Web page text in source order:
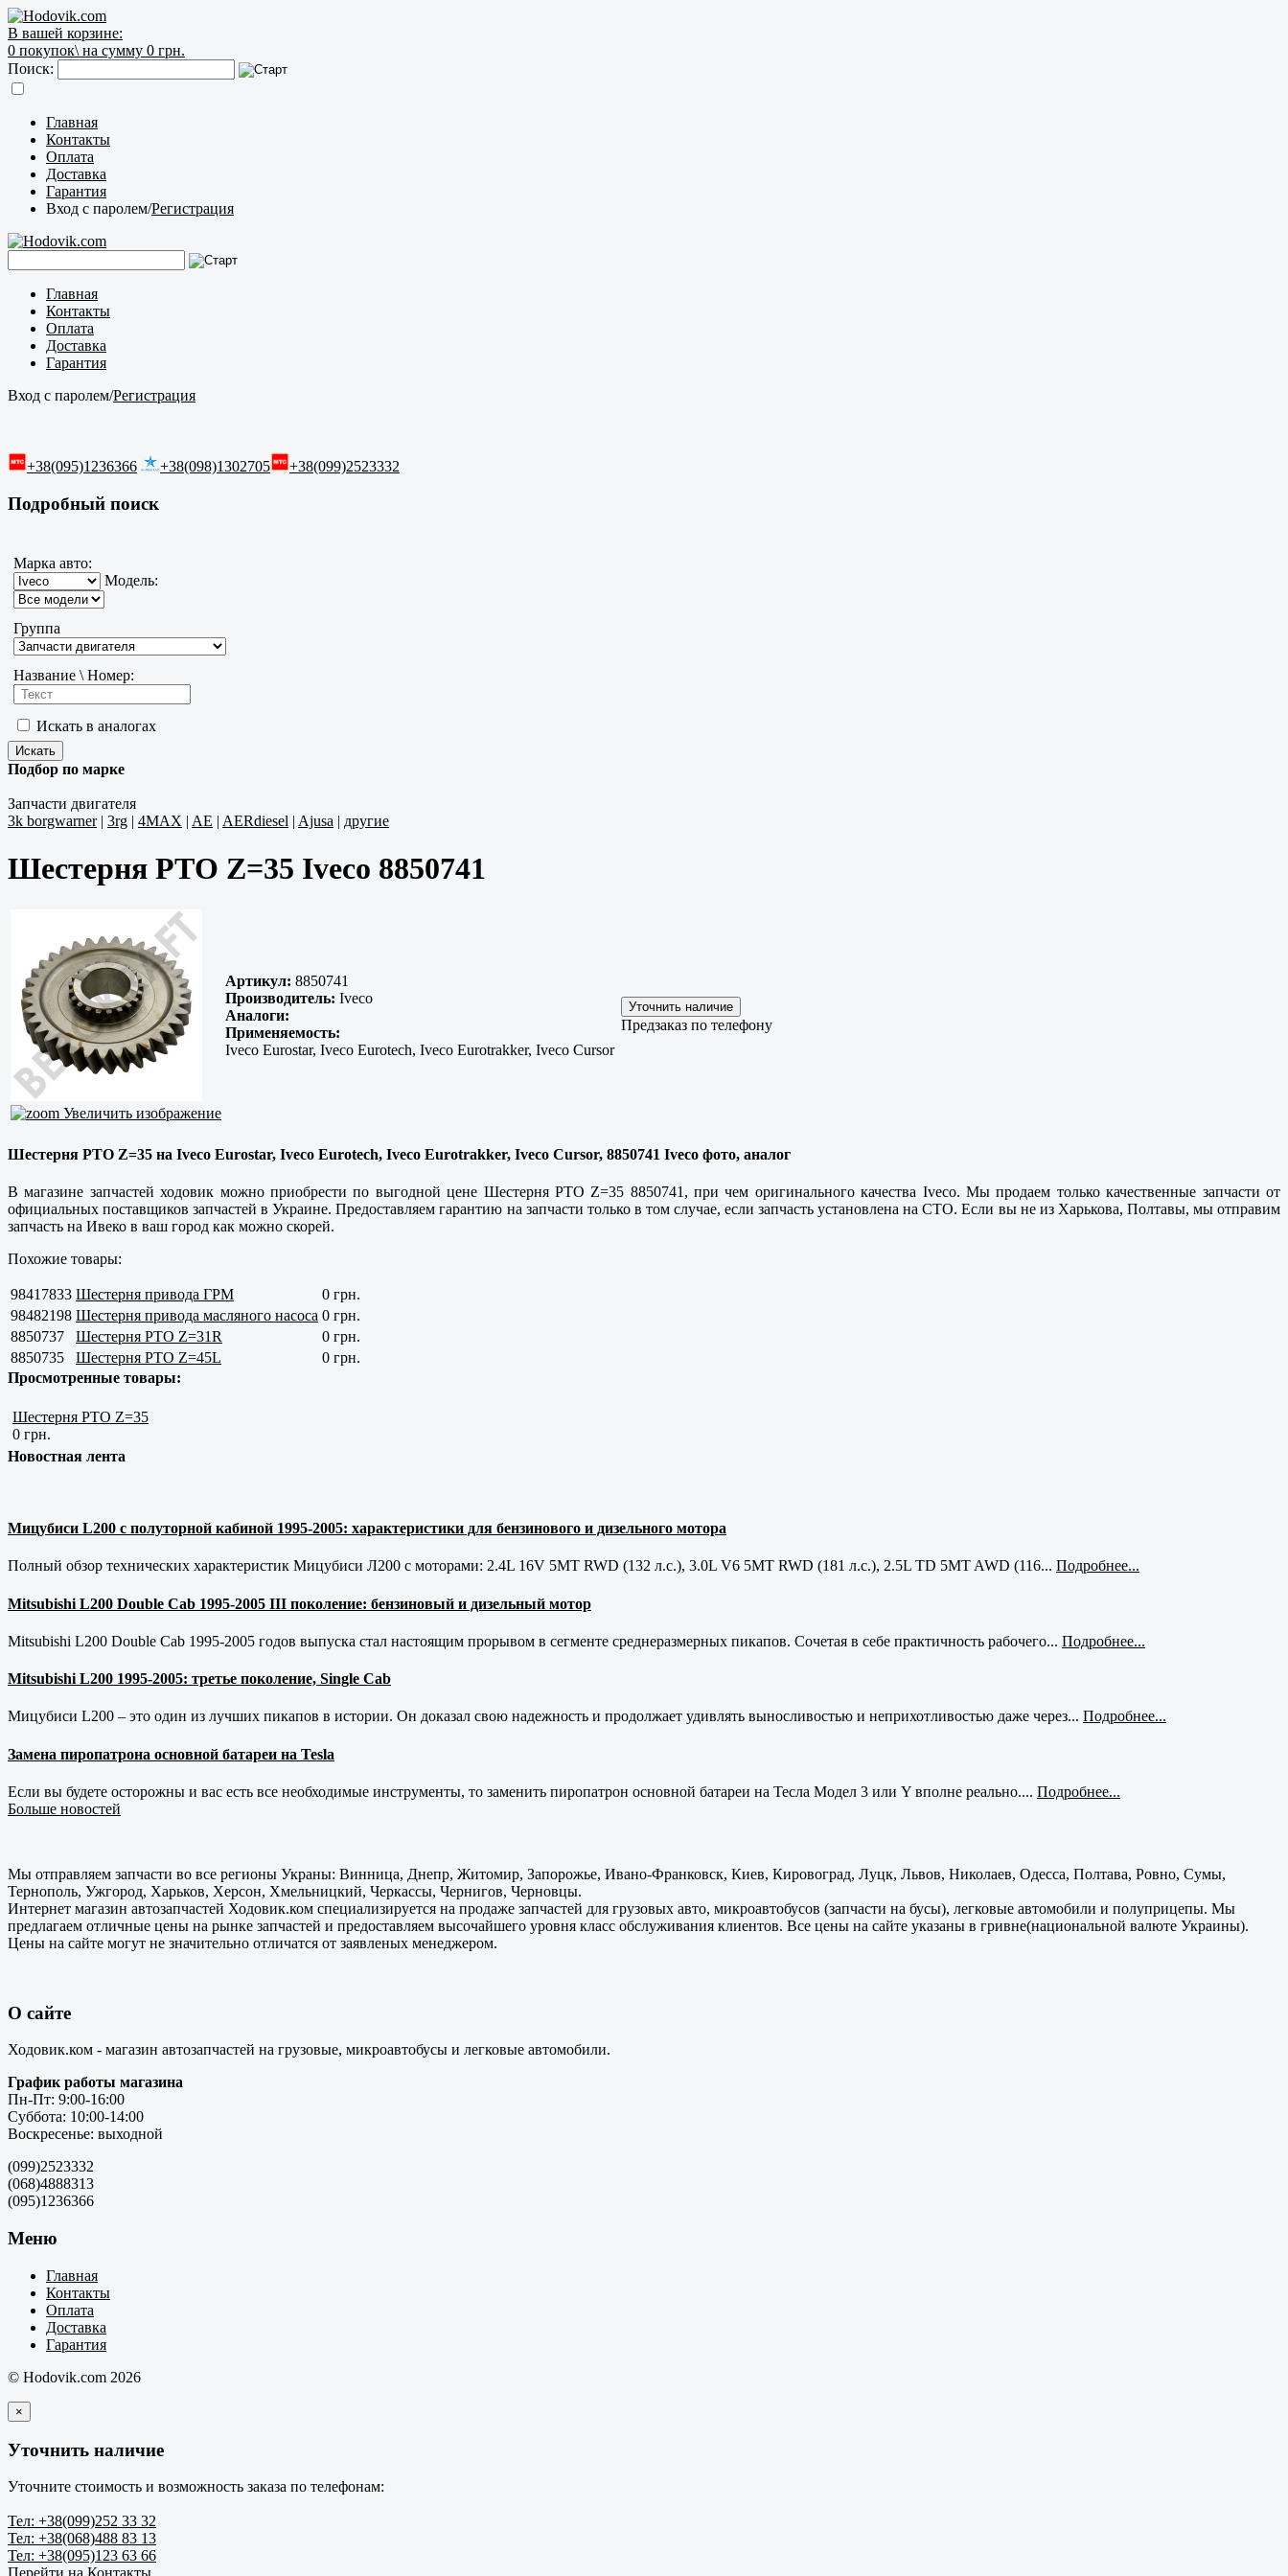
В вашей корзине:
0 покупок\ на сумму 0 грн.
Поиск:
Главная
Контакты
Оплата
Доставка
Гарантия
Вход с паролем/Регистрация
Главная
Контакты
Оплата
Доставка
Гарантия
Вход с паролем/Регистрация
+38(095)1236366 +38(098)1302705 +38(099)2523332
Подробный поиск
Марка авто:
Модель:
Группа
Название \ Номер:
Искать в аналогах
Подбор по марке
Запчасти двигателя
3k borgwarner| 3rg | 4MAX | AE | AERdiesel | Ajusa | другие
Шестерня РТО Z=35 Iveco 8850741
Увеличить изображение
Артикул: 8850741
Производитель: Iveco
Аналоги:
Применяемость:
Iveco Eurostar, Iveco Eurotech, Iveco Eurotrakker, Iveco Cursor
Предзаказ по телефону
Шестерня РТО Z=35 на Iveco Eurostar, Iveco Eurotech, Iveco Eurotrakker, Iveco Cursor, 8850741 Iveco фото, аналог
В магазине запчастей ходовик можно приобрести по выгодной цене Шестерня РТО Z=35 8850741, при чем оригинального качества Iveco. Мы продаем толькокачественные запчасти от
официальных поставщиков запчастей в Украине. Предоставляем гарантию на запчасти только в том случае, если запчасть установлена на СТО. Если вы не из Харькова, Полтавы, мы отправим
запчасть на Ивеко в ваш город как можно скорей.
Похожие товары:
98417833 Шестерня привода ГРМ
0 грн.
98482198 Шестерня привода масляного насоса 0 грн.
8850737
Шестерня РТО Z=31R
0 грн.
8850735
Шестерня РТО Z=45L
0 грн.
Просмотренные товары:
Шестерня РТО Z=35
0 грн.
Новостная лента
Мицубиси L200 с полуторной кабиной 1995-2005: характеристики для бензинового и дизельного мотора
Полный обзор технических характеристик Мицубиси Л200 с моторами: 2.4L 16V 5MT RWD (132 л.с.), 3.0L V6 5MT RWD (181 л.с.), 2.5L TD 5MT AWD (116... Подробнее...
Mitsubishi L200 Double Cab 1995-2005 III поколение: бензиновый и дизельный мотор
Mitsubishi L200 Double Cab 1995-2005 годов выпуска стал настоящим прорывом в сегменте среднеразмерных пикапов. Сочетая в себе практичность рабочего... Подробнее...
Mitsubishi L200 1995-2005: третье поколение, Single Cab
Мицубиси L200 – это один из лучших пикапов в истории. Он доказал свою надежность и продолжает удивлять выносливостью и неприхотливостью даже через... Подробнее...
Замена пиропатрона основной батареи на Tesla
Если вы будете осторожны и вас есть все необходимые инструменты, то заменить пиропатрон основной батареи на Тесла Модел 3 или Y вполне реально.... Подробнее...
Больше новостей
Мы отправляем запчасти во все регионы Украны: Винница, Днепр, Житомир, Запорожье, Ивано-Франковск, Киев, Кировоград, Луцк, Львов, Николаев, Одесса, Полтава, Ровно, Сумы,
Тернополь, Ужгород, Харьков, Херсон, Хмельницкий, Черкассы, Чернигов, Черновцы.
Интернет магазин автозапчастей Ходовик.ком специализируется на продаже запчастей для грузовых авто, микроавтобусов (запчасти на бусы), легковые автомобили и полуприцепы. Мы
предлагаем отличные цены на рынке запчастей и предоставляем высочайшего уровня класс обслуживания клиентов. Все цены на сайте указаны в гривне(национальной валюте Украины).
Цены на сайте могут не значительно отличатся от заявленых менеджером.
О сайте
Ходовик.ком - магазин автозапчастей на грузовые, микроавтобусы и легковые автомобили.
График работы магазина
Пн-Пт: 9:00-16:00
Суббота: 10:00-14:00
Воскресенье: выходной
(099)2523332
(068)4888313
(095)1236366
Меню
Главная
Контакты
Оплата
Доставка
Гарантия
© Hodovik.com 2026
×
Уточнить наличие
Уточните стоимость и возможность заказа по телефонам:
Тел: +38(099)252 33 32
Тел: +38(068)488 83 13
Тел: +38(095)123 63 66